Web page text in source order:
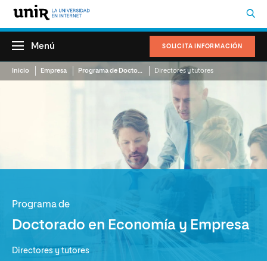
SOLICITA INFORMACIÓN
Menú
Inicio Empresa Directores y tutores
Programa de
Doctorado en Economía y Empresa
Directores y tutores